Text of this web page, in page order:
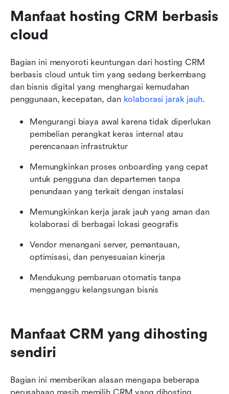
Manfaat hosting CRM berbasis
cloud
Bagian ini menyoroti keuntungan dari hosting CRM
berbasis cloud untuk tim yang sedang berkembang
dan bisnis digital yang menghargai kemudahan
penggunaan, kecepatan, dan kolaborasi jarak jauh.
Mengurangi biaya awal karena tidak diperlukan
pembelian perangkat keras internal atau
perencanaan infrastruktur
Memungkinkan proses onboarding yang cepat
untuk pengguna dan departemen tanpa
penundaan yang terkait dengan instalasi
Memungkinkan kerja jarak jauh yang aman dan
kolaborasi di berbagai lokasi geografis
Vendor menangani server, pemantauan,
optimisasi, dan penyesuaian kinerja
Mendukung pembaruan otomatis tanpa
mengganggu kelangsungan bisnis
Manfaat CRM yang dihosting
sendiri
Bagian ini memberikan alasan mengapa beberapa